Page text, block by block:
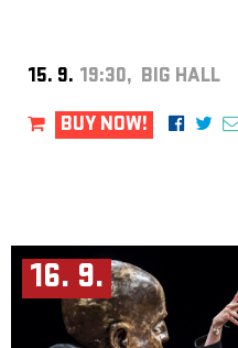
15. 9. 19:30, BIG HALL
BUY NOW!
16. 9.